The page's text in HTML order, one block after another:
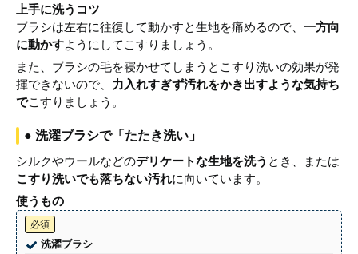
上手に洗うコツ
ブラシは左右に往復して動かすと生地を痛めるので、 一方向
に動かすようにしてこすりましょう。
また、ブラシの毛を寝かせてしまうとこすり洗いの効果が発
揮できないので、 力入れすぎず汚れをかき出すような気持ち
でこすりましょう。
● 洗濯ブラシで「たたき洗い」
シルクやウールなどのデリケートな生地を洗う とき、または
こすり洗いでも落ちない汚れに向いています。
使うもの
必須
洗濯ブラシ